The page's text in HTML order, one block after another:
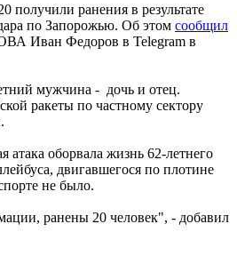
получили ранения в результате
по Запорожью. Об этом сообщил
Иван Федоров в Telegram в
мужчина - дочь и отец.
ракеты по частному сектору
атака оборвала жизнь 62-летнего
двигавшегося по плотине
не было.
ранены 20 человек", - добавил